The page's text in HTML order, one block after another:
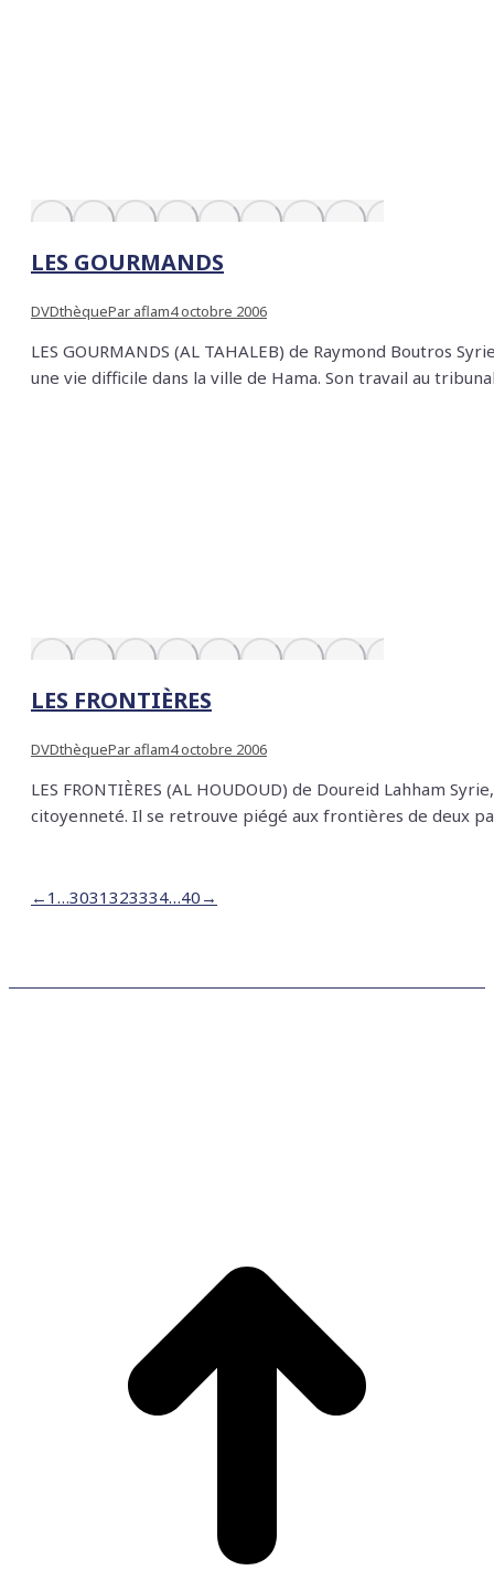
LES GOURMANDS
DVDthèquePar aflam4 octobre 2006
LES GOURMANDS (AL TAHALEB) de Raymond Boutros
une vie difficile dans la ville de Hama. Son travail au
LES FRONTIÈRES
DVDthèquePar aflam4 octobre 2006
LES FRONTIÈRES (AL HOUDOUD) de Doureid Lahham
citoyenneté. Il se retrouve piégé aux frontières de deux
← 1 …3031 323334…40 →